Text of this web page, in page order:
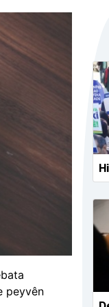
peyvên